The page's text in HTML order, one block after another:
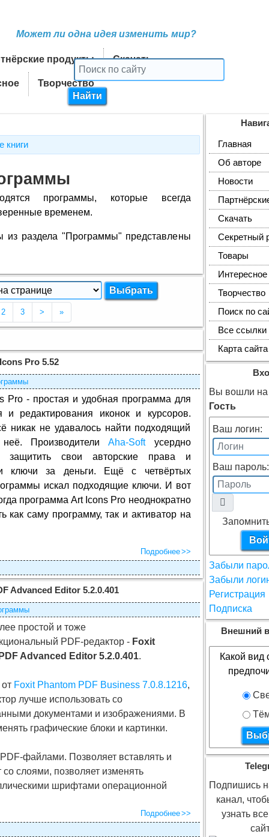
Может ли одна идея изменить мир?
продукты Скачать
Творчество
книги
программы, которые всегда
временем.
раздела "Программы" представлены
страница 1)
2 3 > »
Pro 5.52
Pro - простая и удобная программа для
и редактирования иконок и курсоров.
никак не удавалось найти подходящий
ПроизводителиAha-Softусердно
защитить свои авторские права и
ключи за деньги. Ещё с четвёртых
искал подходящие ключи. И вот
программа Art Icons Pro неоднократно
как саму программу, так и активатор на
Подробнее
Advanced Editor 5.2.0.401
простой и тоже
PDF-редактор - Foxit
Advanced Editor 5.2.0.401.
Foxit Phantom PDF Business 7.0.8.1216,
лучше использовать со
документами и изображениями. В
графические блоки и картинки.
файлами. Позволяет вставлять и
слоями, позволяет изменять
шрифтами операционной
Подробнее
Главная
Об авторе
Новости
Скачать
Секретный
Товары
Интересное
Творчество
Поиск по
Все ссылки
Карта сайта
Вы вошли на
Гость
Ваш логин:
Ваш пароль:
Забыли
Забыли
Регистрация
Подписка
Внешний
Какой вид
Подпишись
канал,
узнать